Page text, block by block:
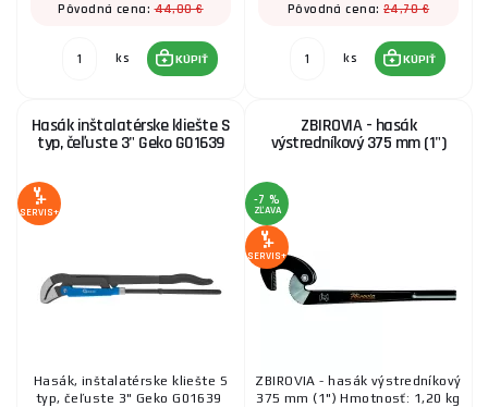
Pôvodná cena:44,00 €
ks KÚPIŤ
Pôvodná cena:24,70 €
ks KÚPIŤ
Hasák inštalatérske kliešte S
typ, čeľuste 3" Geko G01639
SERVIS+
Hasák, inštalatérske kliešte S
typ, čeľuste 3" Geko G01639
ZBIROVIA - hasák
výstredníkový 375 mm (1")
-7 %
ZĽAVA
SERVIS+
ZBIROVIA - hasák výstredníkový
375 mm (1") Hmotnosť: 1,20 kg